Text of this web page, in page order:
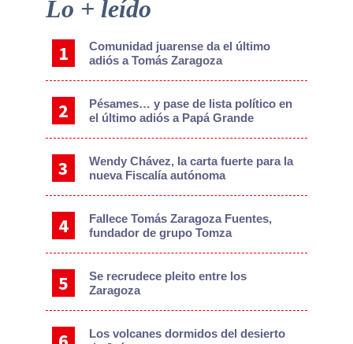
Sidebar
Lo + leído
Comunidad juarense da el último
adiós a Tomás Zaragoza
Pésames… y pase de lista político en
el último adiós a Papá Grande
Wendy Chávez, la carta fuerte para la
nueva Fiscalía autónoma
Fallece Tomás Zaragoza Fuentes,
fundador de grupo Tomza
Se recrudece pleito entre los
Zaragoza
Los volcanes dormidos del desierto